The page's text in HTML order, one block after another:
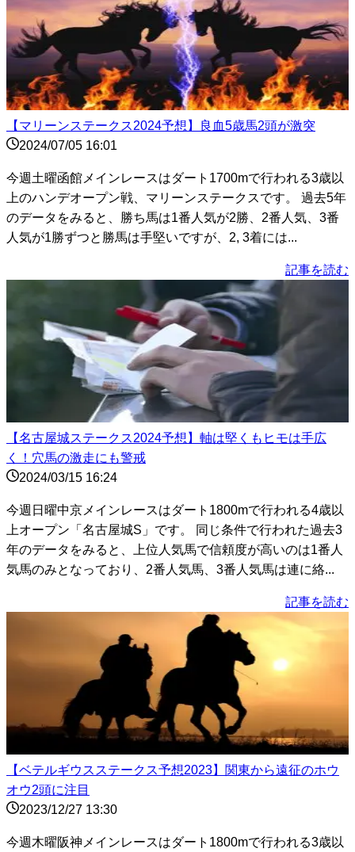
【マリーンステークス2024予想】良血5歳馬2頭が激突
2024/07/05 16:01
今週土曜函館メインレースはダート1700mで行われる3歳以
上のハンデオープン戦、マリーンステークスです。 過去5年
のデータをみると、勝ち馬は1番人気が2勝、2番人気、3番
人気が1勝ずつと勝馬は手堅いですが、2, 3着には...
記事を読む
【名古屋城ステークス2024予想】軸は堅くもヒモは手広
く！穴馬の激走にも警戒
2024/03/15 16:24
今週日曜中京メインレースはダート1800mで行われる4歳以
上オープン「名古屋城S」です。 同じ条件で行われた過去3
年のデータをみると、上位人気馬で信頼度が高いのは1番人
気馬のみとなっており、2番人気馬、3番人気馬は連に絡...
記事を読む
【ベテルギウスステークス予想2023】関東から遠征のホウ
オウ2頭に注目
2023/12/27 13:30
今週木曜阪神メインレースはダート1800mで行われる3歳以